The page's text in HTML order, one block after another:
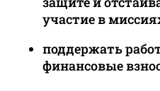
участие в
поддержать
финансовые